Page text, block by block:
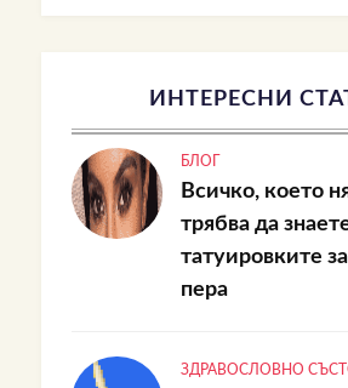
ИНТЕРЕСНИ
БЛОГ
Всичко, което
трябва да
татуировките
пера
ЗДРАВОСЛОВНО